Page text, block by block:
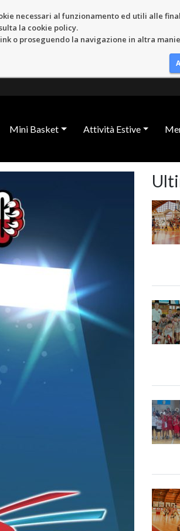
necessari al funzionamento ed utili alle
la cookie policy.
o proseguendo la navigazione in altra
Mini Basket Attività Estive